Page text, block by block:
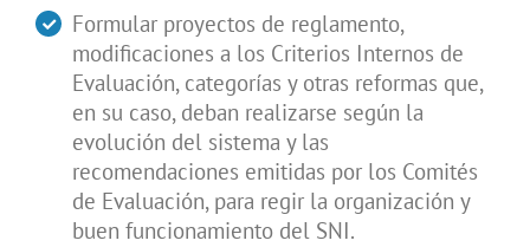
Formular proyectos de reglamento,
modificaciones a los Criterios Internos de
Evaluación, categorías y otras reformas que,
en su caso, deban realizarse según la
evolución del sistema y las
recomendaciones emitidas por los Comités
de Evaluación, para regir la organización y
buen funcionamiento del SNI.